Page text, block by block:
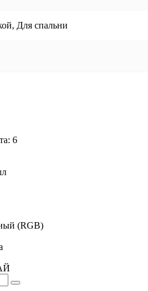
Для спальни
6
(RGB)